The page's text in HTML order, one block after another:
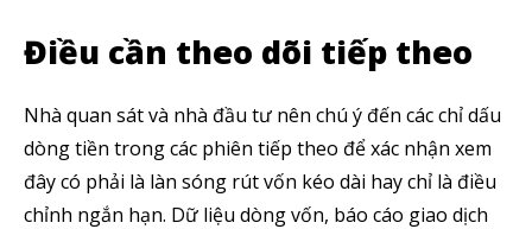
thị trường tài chính.
SUBSCRIBE
Điều cần theo dõi tiếp theo
Nhà quan sát và nhà đầu tư nên chú ý đến các chỉ dấu
dòng tiền trong các phiên tiếp theo để xác nhận xem
đây có phải là làn sóng rút vốn kéo dài hay chỉ là điều
chỉnh ngắn hạn. Dữ liệu dòng vốn, báo cáo giao dịch